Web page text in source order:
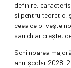
definire,
și pentru teoretic,
ceea ce privește
sau chiar crește,
Schimbarea
anul școlar 2028-